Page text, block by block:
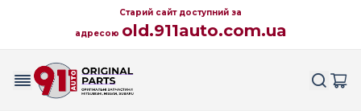
Старий сайт доступний за
адресою old.911auto.com.ua